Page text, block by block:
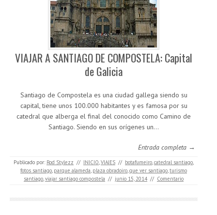
VIAJAR A SANTIAGO DE COMPOSTELA: Capital
de Galicia
Santiago de Compostela es una ciudad gallega siendo su
capital, tiene unos 100.000 habitantes y es famosa por su
catedral que alberga el final del conocido como Camino de
Santiago. Siendo en sus orígenes un…
Entrada completa →
Publicado por: Rod Stylezz // INICIO,VIAJES // botafumeiro,catedral santiago,
fotos santiago, parque alameda, plaza obradoiro,que ver santiago,turismo
santiago,viajar santiago compostela // junio 15, 2014 // Comentario